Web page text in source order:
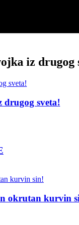
iz drugog
sveta!
okrutan kurvin